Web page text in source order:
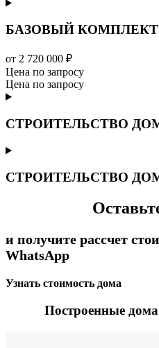
БАЗОВЫЙ КОМПЛЕКТ
от 2 720 000 ₽
Цена по запросу
Цена по запросу
СТРОИТЕЛЬСТВО
СТРОИТЕЛЬСТВО
и получите рассчет
WhatsApp
Узнать стоимость дома
Построенные